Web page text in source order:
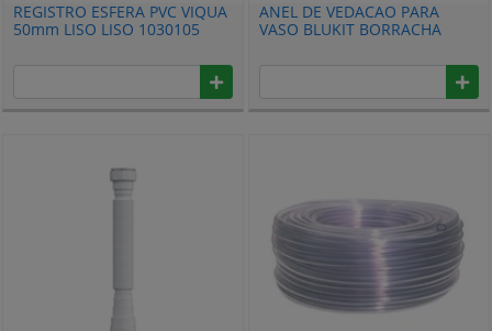
REGISTRO ESFERA PVC VIQUA
50mm LISO LISO 1030105
ANEL DE VEDACAO PARA
VASO BLUKIT BORRACHA